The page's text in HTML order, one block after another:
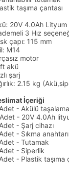
taşıma çantası
20V 4.0Ah Lityum
3 Hız
çapı: 115 mm
M14
motor
akü
şarj
2.15 kg
İçeriği
- Akülü
- 20V 4.0Ah
- Şarj cihazı
- Sıkma anahtarı
- Tutamak
- Siperlik
- Plastik taşıma